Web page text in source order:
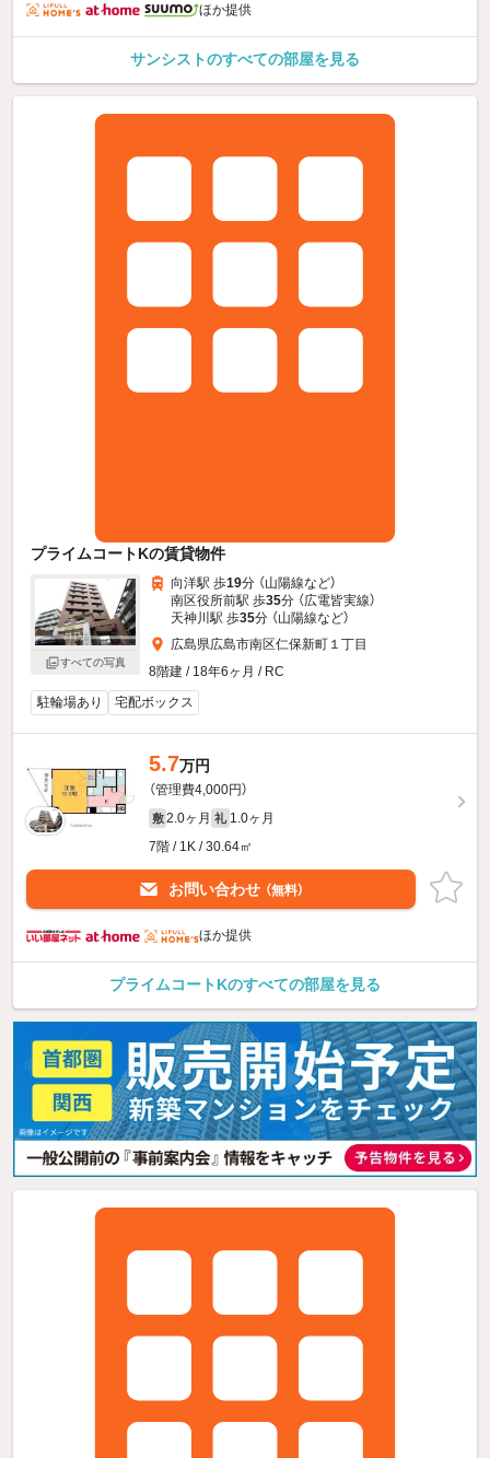
ほか提供
サンシストのすべての部屋を見る
プライムコートKの賃貸物件
すべての写真
向洋駅 歩19分 （山陽線など）
南区役所前駅 歩35分 （広電皆実線）
天神川駅 歩35分 （山陽線など）
広島県広島市南区仁保新町１丁目
8階建 / 18年6ヶ月 / RC
駐輪場あり
宅配ボックス
5.7万円
（管理費4,000円）
敷 2.0ヶ月 礼 1.0ヶ月
7階 / 1K / 30.64㎡
お問い合わせ （無料）
ほか提供
プライムコートKのすべての部屋を見る